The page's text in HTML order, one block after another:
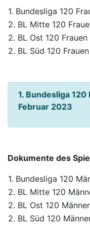
1. Bundesliga 120
2. BL Mitte 120
2. BL Ost 120 Frauen
2. BL Süd 120 Frauen
1. Bundesliga 120
Februar 2023
Dokumente des
1. Bundesliga 120
2. BL Mitte 120
2. BL Ost 120 Männer
2. BL Süd 120